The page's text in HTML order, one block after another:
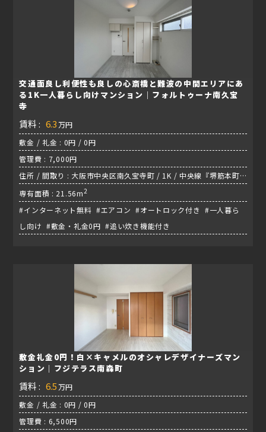
交通面良し利便性も良しの心斎橋と難波の中間エリアにあ
る1K一人暮らし向けマンション｜フォルトゥーナ南久宝
寺
賃料 : 6.3 万円
敷金 / 礼金 : 0円 / 0円
管理費 : 7,000円
住所 / 間取り : 大阪市中央区南久宝寺町 / 1K / 中央線『堺筋本町
駅』
専有面積 : 21.56m2
#インターネット無料 #エアコン #オートロック付き #一人暮ら
し向け #敷金・礼金0円 #追い炊き機能付き
敷金礼金0円！白×キャメルのオシャレデザイナーズマン
ション｜フジテラス南森町
賃料 : 6.5 万円
敷金 / 礼金 : 0円 / 0円
管理費 : 6,500円